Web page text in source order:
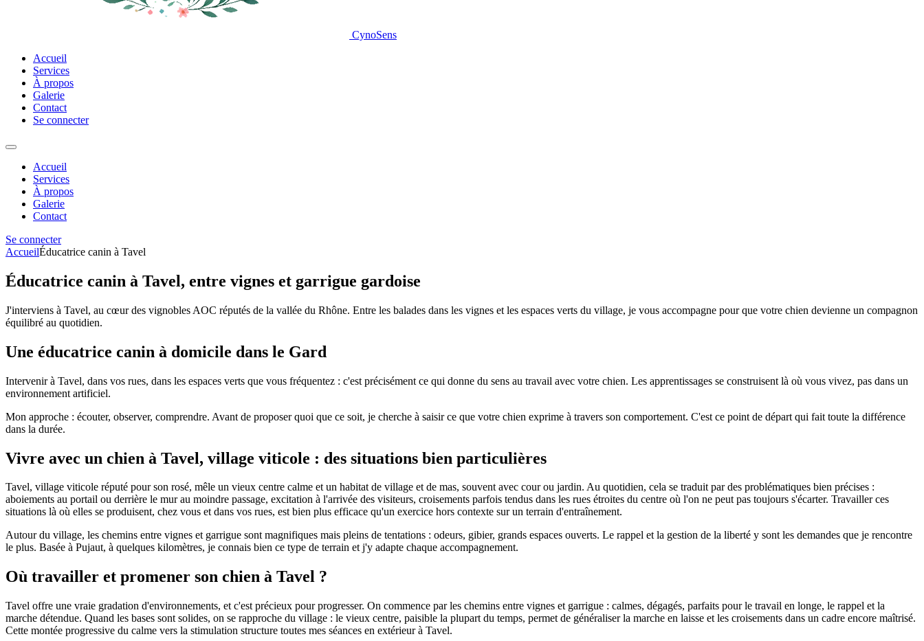
CynoSens
Accueil
Services
À propos
Galerie
Contact
Se connecter
Accueil
Services
À propos
Galerie
Contact
Se connecter
AccueilÉducatrice canin à Tavel
Éducatrice canin à Tavel, entre vignes et garrigue gardoise
J'interviens à Tavel, au cœur des vignobles AOC réputés de la vallée du Rhône. Entre les balades dans les vignes et les espaces verts du village, je vous accompagne pour que votre chien devienne un compagnon
équilibré au quotidien.
Une éducatrice canin à domicile dans le Gard
Intervenir à Tavel, dans vos rues, dans les espaces verts que vous fréquentez : c'est précisément ce qui donne du sens au travail avec votre chien. Les apprentissages se construisent là où vous vivez, pas dans un
environnement artificiel.
Mon approche : écouter, observer, comprendre. Avant de proposer quoi que ce soit, je cherche à saisir ce que votre chien exprime à travers son comportement. C'est ce point de départ qui fait toute la différence
dans la durée.
Vivre avec un chien à Tavel, village viticole : des situations bien particulières
Tavel, village viticole réputé pour son rosé, mêle un vieux centre calme et un habitat de village et de mas, souvent avec cour ou jardin. Au quotidien, cela se traduit par des problématiques bien précises :
aboiements au portail ou derrière le mur au moindre passage, excitation à l'arrivée des visiteurs, croisements parfois tendus dans les rues étroites du centre où l'on ne peut pas toujours s'écarter. Travailler ces
situations là où elles se produisent, chez vous et dans vos rues, est bien plus efficace qu'un exercice hors contexte sur un terrain d'entraînement.
Autour du village, les chemins entre vignes et garrigue sont magnifiques mais pleins de tentations : odeurs, gibier, grands espaces ouverts. Le rappel et la gestion de la liberté y sont les demandes que je rencontre
le plus. Basée à Pujaut, à quelques kilomètres, je connais bien ce type de terrain et j'y adapte chaque accompagnement.
Où travailler et promener son chien à Tavel ?
Tavel offre une vraie gradation d'environnements, et c'est précieux pour progresser. On commence par les chemins entre vignes et garrigue : calmes, dégagés, parfaits pour le travail en longe, le rappel et la
marche détendue. Quand les bases sont solides, on se rapproche du village : le vieux centre, paisible la plupart du temps, permet de généraliser la marche en laisse et les croisements dans un cadre encore maîtrisé.
Cette montée progressive du calme vers la stimulation structure toutes mes séances en extérieur à Tavel.